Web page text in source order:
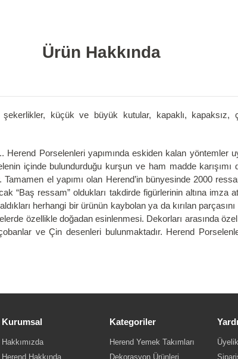
Ürün Hakkında
şekerlikler, küçük ve büyük kutular, kapaklı,
Porselenleri yapımında eskiden kalan yöntemler
içinde bulundurduğu kurşun ve ham madde
el yapımı olan Herend’in bünyesinde 2000
“Baş ressam” oldukları takdirde figürlerinin altına imza
herhangi bir ürünün kaybolan ya da kırılan
özellikle doğadan esinlenmesi. Dekorları arasında
ve Çin desenleri bulunmaktadır. Herend
Kurumsal
Hakkımızda
Herend Hakkında
Kategoriler
Herend Yemek Takımları
Dekorasyon Ürünleri